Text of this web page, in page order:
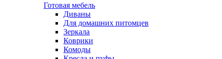
Готовая мебель
Диваны
Для домашних питомцев
Зеркала
Коврики
Комоды